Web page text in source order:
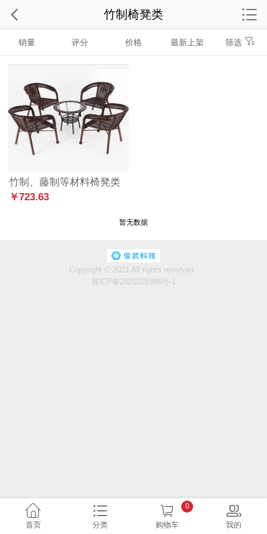
销量 评分 价格 最新上架 筛选
竹制、藤制等材料椅凳类
￥723.63
暂无数据
竹制椅凳类
Copyright © 2021 All rights reserved.
冀ICP备2021028386号-1
首页 分类 购物车
0
我的